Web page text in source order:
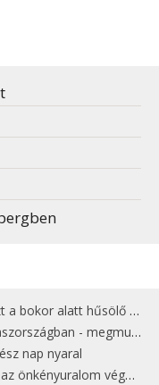
hűsölő cicát Kisorosziban
- megmutatjuk a 15 legjobbat
nap nyaral
végét jelentette